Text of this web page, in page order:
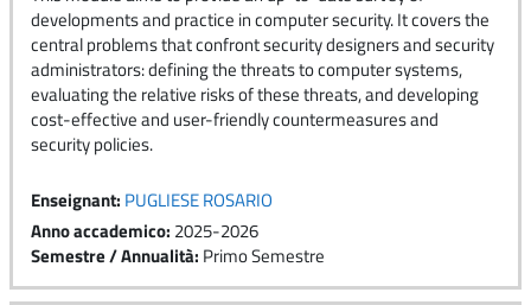
developments and practice in computer security. It covers the
central problems that confront security designers and security
administrators: defining the threats to computer systems,
evaluating the relative risks of these threats, and developing
cost-effective and user-friendly countermeasures and
security policies.
Enseignant: PUGLIESE ROSARIO
Anno accademico: 2025-2026
Semestre / Annualità: Primo Semestre